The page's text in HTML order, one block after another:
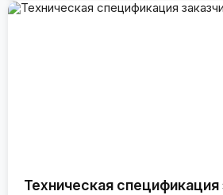
Техническая спецификация